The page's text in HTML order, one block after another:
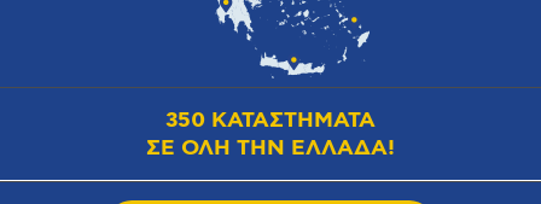
350 ΚΑΤΑΣΤΗΜΑΤΑ
ΣΕ ΟΛΗ ΤΗΝ ΕΛΛΑΔΑ!